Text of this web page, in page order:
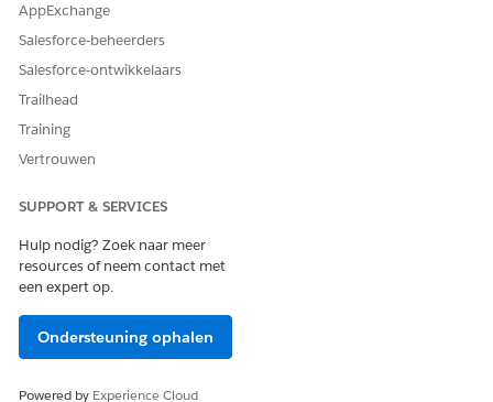
AppExchange
Salesforce-beheerders
Salesforce-ontwikkelaars
Trailhead
Training
Vertrouwen
SUPPORT & SERVICES
Hulp nodig? Zoek naar meer
resources of neem contact met
een expert op.
Ondersteuning ophalen
Powered by Experience Cloud